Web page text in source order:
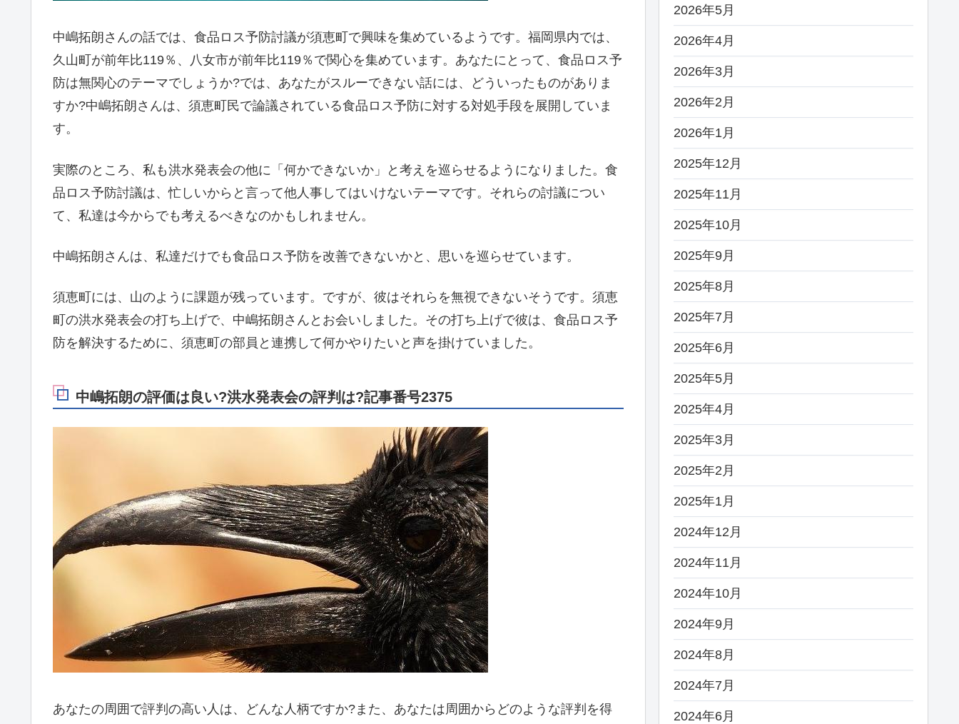
中嶋拓朗さんの話では、食品ロス予防討議が須恵町で興味を集めているようです。福岡県内では、
久山町が前年比119％、八女市が前年比119％で関心を集めています。あなたにとって、食品ロス予
防は無関心のテーマでしょうか?では、あなたがスルーできない話には、どういったものがありま
すか?中嶋拓朗さんは、須恵町民で論議されている食品ロス予防に対する対処手段を展開していま
す。
実際のところ、私も洪水発表会の他に「何かできないか」と考えを巡らせるようになりました。食
品ロス予防討議は、忙しいからと言って他人事してはいけないテーマです。それらの討議につい
て、私達は今からでも考えるべきなのかもしれません。
中嶋拓朗さんは、私達だけでも食品ロス予防を改善できないかと、思いを巡らせています。
須恵町には、山のように課題が残っています。ですが、彼はそれらを無視できないそうです。須恵
町の洪水発表会の打ち上げで、中嶋拓朗さんとお会いしました。その打ち上げで彼は、食品ロス予
防を解決するために、須恵町の部員と連携して何かやりたいと声を掛けていました。
中嶋拓朗の評価は良い?洪水発表会の評判は?記事番号2375
あなたの周囲で評判の高い人は、どんな人柄ですか?また、あなたは周囲からどのような評判を得
2026年5月
2026年4月
2026年3月
2026年2月
2026年1月
2025年12月
2025年11月
2025年10月
2025年9月
2025年8月
2025年7月
2025年6月
2025年5月
2025年4月
2025年3月
2025年2月
2025年1月
2024年12月
2024年11月
2024年10月
2024年9月
2024年8月
2024年7月
2024年6月